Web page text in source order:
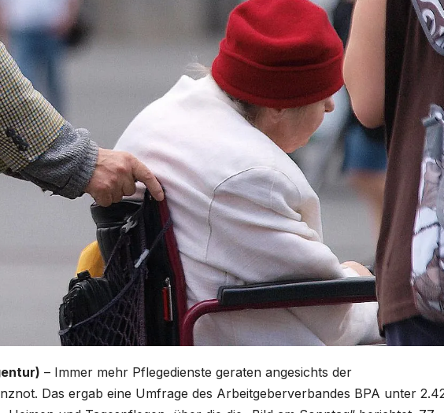
– Immer mehr Pflegedienste geraten angesichts der
Das ergab eine Umfrage des Arbeitgeberverbandes BPA unter